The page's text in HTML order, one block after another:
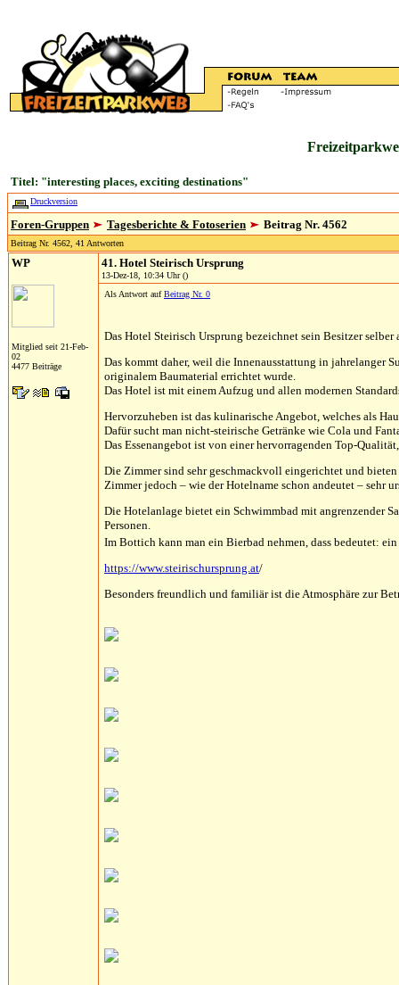
Titel: "interesting places, exciting destinations"
Druckversion
Foren-Gruppen Tagesberichte & Fotoserien Beitrag Nr. 4562
Beitrag Nr. 4562, 41 Antworten
WP
Mitglied seit 21-Feb-
02
4477 Beiträge
41. Hotel Steirisch Ursprung
13-Dez-18, 10:34 Uhr ()
Als Antwort aufBeitrag Nr. 0
Das Hotel Steirisch Ursprung bezeichnet sein Besitzer
Das kommt daher, weil die Innenausstattung in jahrelanger
originalem Baumaterial errichtet wurde.
Das Hotel ist mit einem Aufzug und allen modernen
Hervorzuheben ist das kulinarische Angebot, welches als
Dafür sucht man nicht-steirische Getränke wie Cola und
Das Essenangebot ist von einer hervorragenden Top-
Die Zimmer sind sehr geschmackvoll eingerichtet und
Zimmer jedoch – wie der Hotelname schon andeutet – sehr
Die Hotelanlage bietet ein Schwimmbad mit angrenzender
Personen.
Im Bottich kann man ein Bierbad nehmen, dass bedeutet:
https://www.steirischursprung.at/
Besonders freundlich und familiär ist die Atmosphäre zur